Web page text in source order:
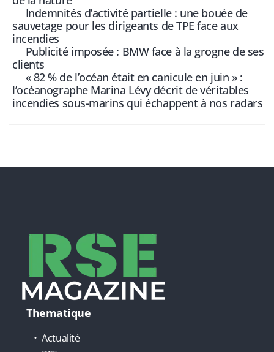
Indemnités d’activité partielle : une bouée de
sauvetage pour les dirigeants de TPE face aux
incendies
Publicité imposée : BMW face à la grogne de ses
clients
« 82 % de l’océan était en canicule en juin » :
l’océanographe Marina Lévy décrit de véritables
incendies sous-marins qui échappent à nos radars
Thematique
Actualité